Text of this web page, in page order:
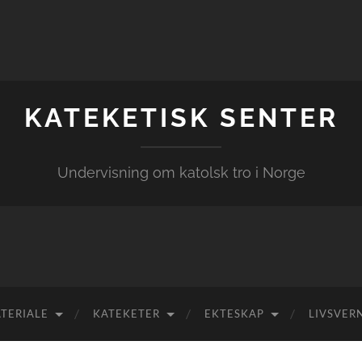
KATEKETISK SENTER
Undervisning om katolsk tro i Norge
KATEKETER EKTESKAP